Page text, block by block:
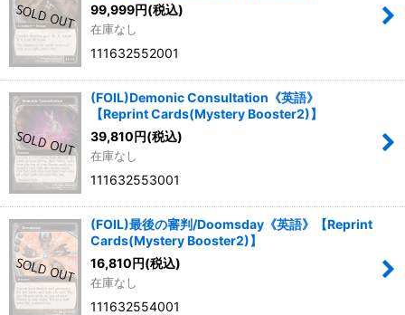
99,999円(税込)
在庫なし
111632552001
(FOIL)Demonic Consultation《英語》
【Reprint Cards(Mystery Booster2)】
39,810円(税込)
在庫なし
111632553001
(FOIL)最後の審判/Doomsday《英語》【Reprint
Cards(Mystery Booster2)】
16,810円(税込)
在庫なし
111632554001